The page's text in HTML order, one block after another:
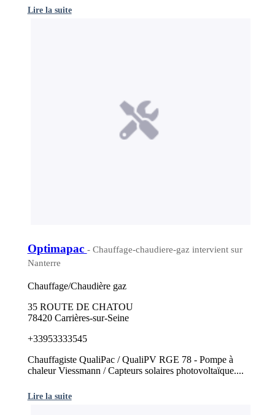
Lire la suite
Optimapac - Chauffage-chaudiere-gaz intervient sur
Nanterre
Chauffage/Chaudière gaz
35 ROUTE DE CHATOU
78420 Carrières-sur-Seine
+33953333545
Chauffagiste QualiPac / QualiPV RGE 78 - Pompe à
chaleur Viessmann / Capteurs solaires photovoltaïque....
Lire la suite